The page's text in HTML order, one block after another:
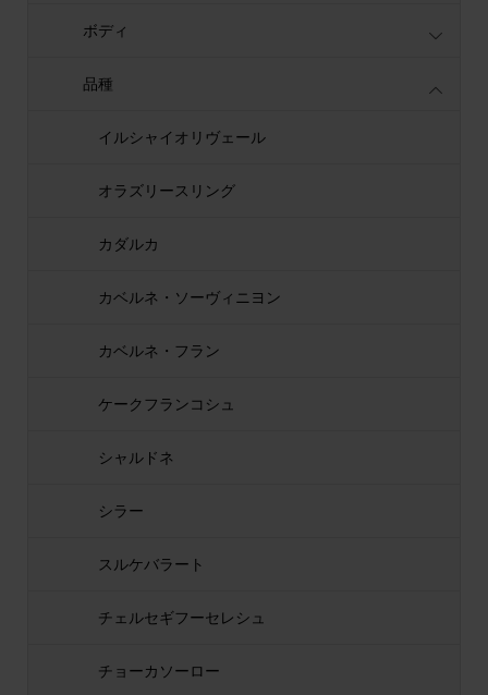
ボディ
品種
イルシャイオリヴェール
オラズリースリング
カダルカ
カベルネ・ソーヴィニヨン
カベルネ・フラン
ケークフランコシュ
シャルドネ
シラー
スルケバラート
チェルセギフーセレシュ
チョーカソーロー